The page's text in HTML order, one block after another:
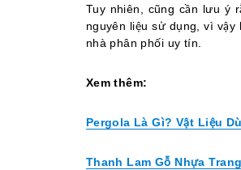
Tuy nhiên, cũng cần lưu ý
nguyên liệu sử dụng, vì vậy
nhà phân phối uy tín.
Xem thêm:
Pergola Là Gì? Vật Liệu
Thanh Lam Gỗ Nhựa